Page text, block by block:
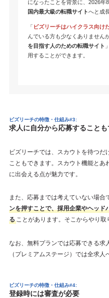
になったことを背景に、2026年
国内最大級の転職サイトへと成
「 ビズリーチはハイクラス向け
んでいる方も少なくありません
を目指す人のための転職サイト
用することができます。
ビズリーチの特徴・仕組み#3:
求人に自分から応募することも
ビズリーチでは、スカウトを待つ
こともできます。スカウト機能とあ
に出会える点が魅力です。
また、応募までは考えていない場合
ンを押すことで、採用企業やヘッド
ることがあります。そこからやり取
なお、無料プランでは応募できる求
（プレミアムステージ）では全求人
ビズリーチの特徴・仕組み#4:
登録時には審査が必要